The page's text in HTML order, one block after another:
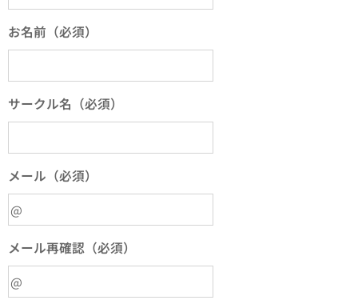
お名前（必須）
サークル名（必須）
メール（必須）
メール再確認（必須）